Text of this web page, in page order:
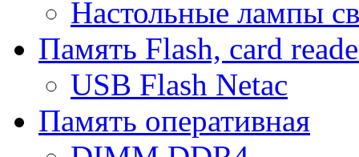
Настольные лампы
Память Flash, card
USB Flash Netac
Память оперативная